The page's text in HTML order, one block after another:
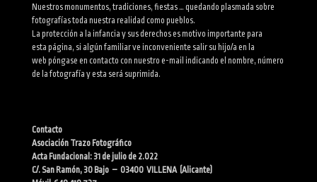
Nuestros monumentos, tradiciones, fiestas … quedando plasmada sobre
fotografías toda nuestra realidad como pueblos.
La protección a la infancia y sus derechos es motivo importante para
esta página, si algún familiar ve inconveniente salir su hijo/a en la
web póngase en contacto con nuestro e-mail indicando el nombre, número
de la fotografía y esta será suprimida.
Contacto
Asociación Trazo Fotográfico
Acta Fundacional: 31 de julio de 2.022
C/. San Ramón, 30 Bajo – 03400 VILLENA (Alicante)